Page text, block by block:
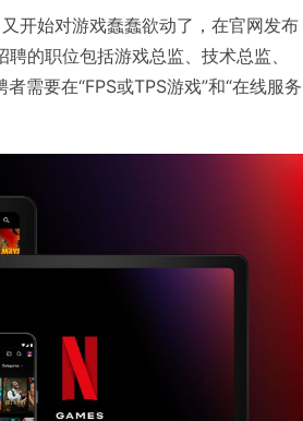
开始对游戏蠢蠢欲动了，在官网发布
的职位包括游戏总监、技术总监、
需要在“FPS或TPS游戏”和“在线服务